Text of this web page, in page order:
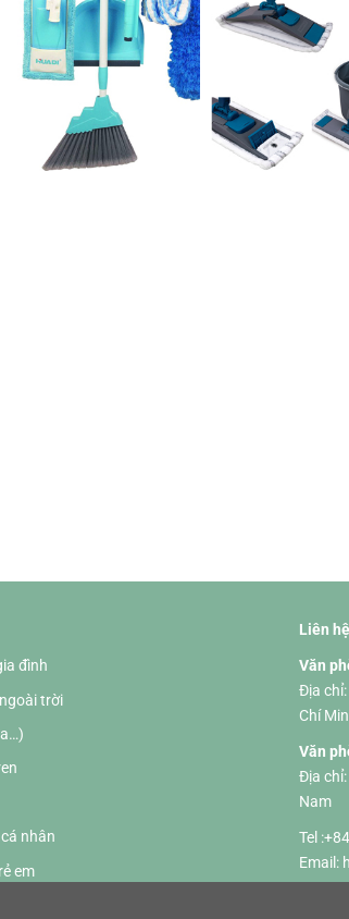
đình
trời
nhân
em
Liên
Văn
Địa
Chí
Văn
Địa
Nam
Tel
Email: